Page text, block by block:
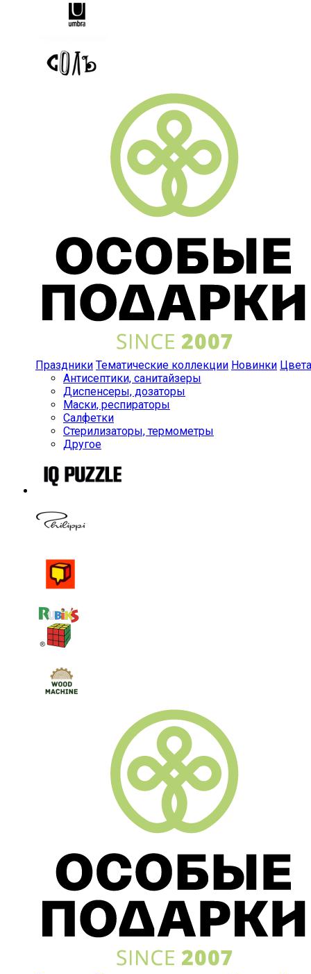
Праздники Тематические коллекции Новинки Цвета
Антисептики, санитайзеры
Диспенсеры, дозаторы
Маски, респираторы
Салфетки
Стерилизаторы, термометры
Другое